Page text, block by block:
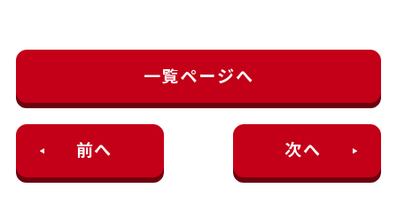
前へ
一覧ページへ
次へ